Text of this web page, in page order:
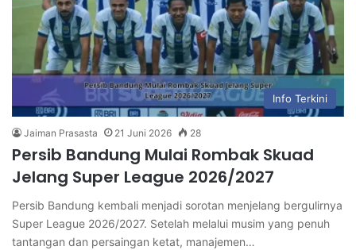
Info Terkini
Jaiman Prasasta 21 Juni 2026 28
Persib Bandung Mulai Rombak Skuad
Jelang Super League 2026/2027
Persib Bandung kembali menjadi sorotan menjelang bergulirnya
Super League 2026/2027. Setelah melalui musim yang penuh
tantangan dan persaingan ketat, manajemen…